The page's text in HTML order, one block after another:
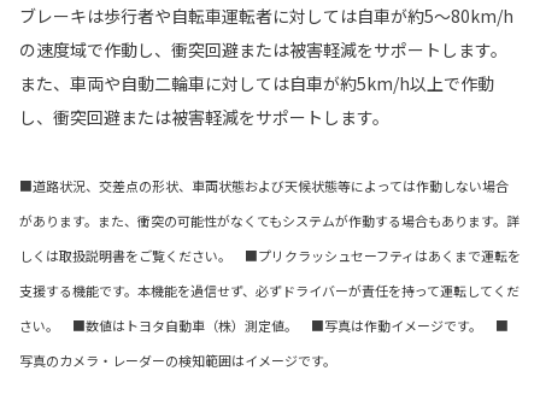
ブレーキは歩行者や自転車運転者に対しては自車が約5〜80km/h
の速度域で作動し、衝突回避または被害軽減をサポートします。
また、車両や自動二輪車に対しては自車が約5km/h以上で作動
し、衝突回避または被害軽減をサポートします。
■道路状況、交差点の形状、車両状態および天候状態等によっては作動しない場合
があります。また、衝突の可能性がなくてもシステムが作動する場合もあります。詳
しくは取扱説明書をご覧ください。 ■プリクラッシュセーフティはあくまで運転を
支援する機能です。本機能を過信せず、必ずドライバーが責任を持って運転してくだ
さい。 ■数値はトヨタ自動車（株）測定値。 ■写真は作動イメージです。 ■
写真のカメラ・レーダーの検知範囲はイメージです。